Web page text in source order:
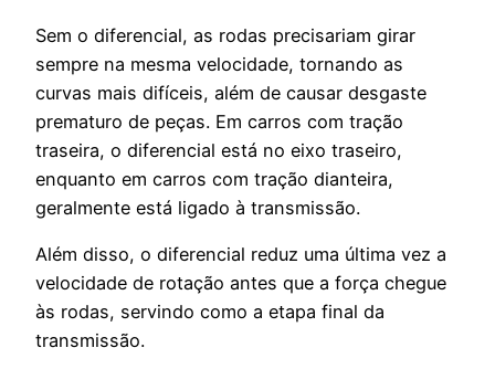
Sem o diferencial, as rodas precisariam girar
sempre na mesma velocidade, tornando as
curvas mais difíceis, além de causar desgaste
prematuro de peças. Em carros com tração
traseira, o diferencial está no eixo traseiro,
enquanto em carros com tração dianteira,
geralmente está ligado à transmissão.
Além disso, o diferencial reduz uma última vez a
velocidade de rotação antes que a força chegue
às rodas, servindo como a etapa final da
transmissão.